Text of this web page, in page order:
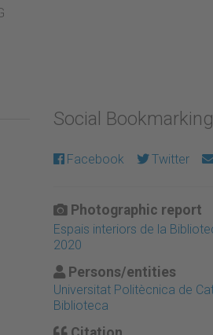
Social Bookmarking
Facebook Twitter
Photographic report
Espais interiors de la
2020
Persons/entities
Universitat Politècnica de
Biblioteca